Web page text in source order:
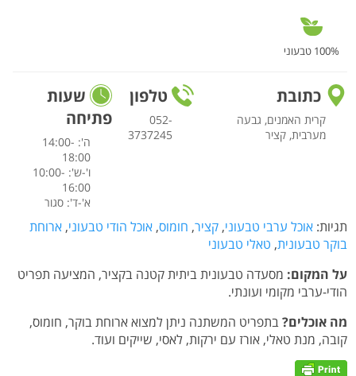
100% טבעוני
כתובת
קרית האמנים, גבעה
מערבית, קציר
טלפון
052-
3737245
שעות
פתיחה
ה': 14:00-
18:00
ו'-ש': 10:00-
16:00
א'-ד': סגור
תגיות: אוכל ערבי טבעוני, קציר, חומוס, אוכל הודי טבעוני, ארוחת
בוקר טבעונית, טאלי טבעוני
על המקום: מסעדה טבעונית ביתית קטנה בקציר, המציעה תפריט
הודי-ערבי מקומי ועונתי.
מה אוכלים?בתפריט המשתנה ניתן למצוא ארוחת בוקר, חומוס,
קובה, מנת טאלי, אורז עם ירקות, לאסי, שייקים ועוד.